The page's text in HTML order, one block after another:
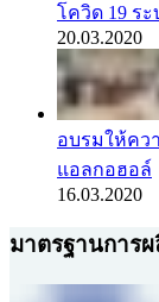
โควิด 19 ระ
20.03.2020
อบรมให้คว
แอลกอฮอล์
16.03.2020
มาตรฐานการ